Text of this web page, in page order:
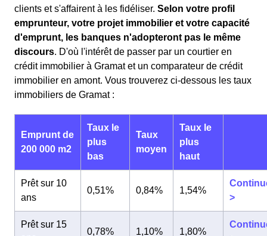
clients et s'affairent à les fidéliser. Selon votre profil
emprunteur, votre projet immobilier et votre capacité
d'emprunt, les banques n'adopteront pas le même
discours. D'où l'intérêt de passer par un courtier en
crédit immobilier à Gramat et un comparateur de crédit
immobilier en amont. Vous trouverez ci-dessous les taux
immobiliers de Gramat :
Emprunt de
200 000 m2
Taux le
plus
bas
Taux
moyen
Taux le
plus
haut
Prêt sur 10
ans
0,51% 0,84% 1,54%
>
Prêt sur 15
0,78% 1,10% 1,80%